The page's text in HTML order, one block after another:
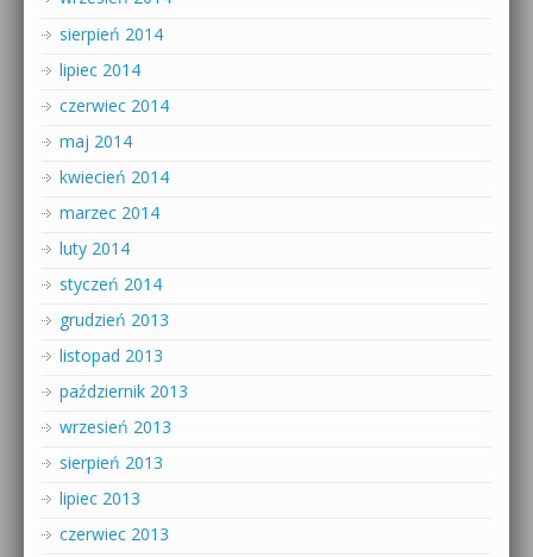
sierpień 2014
lipiec 2014
czerwiec 2014
maj 2014
kwiecień 2014
marzec 2014
luty 2014
styczeń 2014
grudzień 2013
listopad 2013
październik 2013
wrzesień 2013
sierpień 2013
lipiec 2013
czerwiec 2013